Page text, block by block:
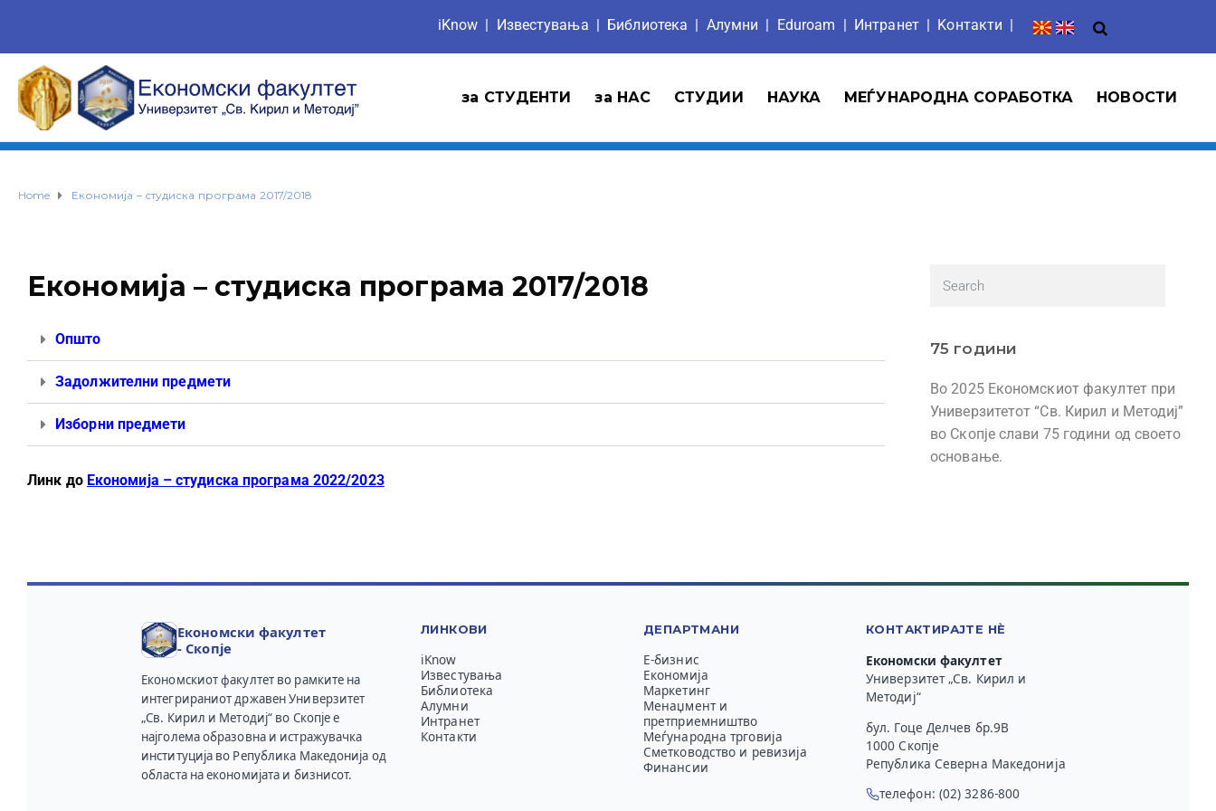
iKnow | Известувања | Библиотека | Aлумни | Eduroam | Интранет| Koнтакти |
за СТУДЕНТИ за НАС СТУДИИ НАУКА МЕЃУНАРОДНА СОРАБОТКА НОВОСТИ
Home Економија – студиска програма 2017/2018
Економија – студиска програма 2017/2018
Општо
Задолжителни предмети
Изборни предмети
Линк до Економија – студиска програма 2022/2023
75 години
Во 2025 Економскиот факултет при
Универзитетот “Св. Кирил и Методиј”
во Скопје слави 75 години од своето
основање.
Економски факултет
- Скопје
Економскиот факултет во рамките на
интегрираниот државен Универзитет
„Св. Кирил и Методиј“ во Скопје е
најголема образовна и истражувачка
институција во Република Македонија од
областа на економијата и бизнисот.
ЛИНКОВИ
iKnow
Известувања
Библиотека
Алумни
Интранет
Контакти
ДЕПАРТМАНИ
Е-бизнис
Економија
Маркетинг
Менаџмент и
претприемништво
Меѓународна трговија
Сметководство и ревизија
Финансии
КОНТАКТИРАЈТЕ НЀ
Економски факултет
Универзитет „Св. Кирил и
Методиј“
бул. Гоце Делчев бр.9В
1000 Скопје
Република Северна Македонија
телефон: (02) 3286-800